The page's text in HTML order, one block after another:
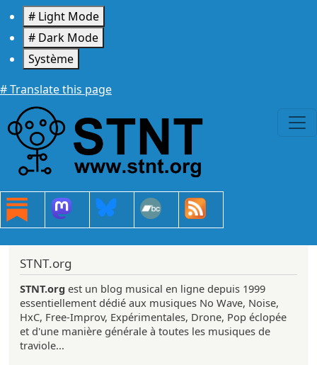
Aller au contenu principal
# Light Mode
# Dark Mode
Système
# Translate this page
STNT.org
STNT.org est un blog musical en ligne depuis 1999
essentiellement dédié aux musiques No Wave, Noise,
HxC, Free-Improv, Expérimentales, Drone, Pop éclopée
et d'une manière générale à toutes les musiques de
traviole...